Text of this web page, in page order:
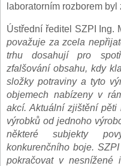
laboratorním rozborem
Ústřední ředitel SZPI Ing.
považuje za zcela
trhu dosahují pro
zfalšování obsahu, kdy
složky potraviny a tyto
objemech nabízeny v
akcí. Aktuální zjištění pěti
výrobků od jednoho
některé subjekty
konkurenčního boje.
pokračovat v nesnížené